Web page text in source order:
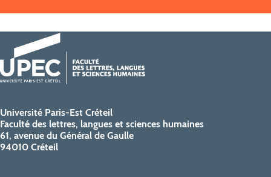
Université Paris-Est Créteil
Faculté des lettres, langues et sciences humaines
61, avenue du Général de Gaulle
94010 Créteil